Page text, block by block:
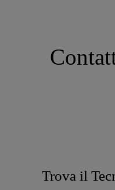
Trova il